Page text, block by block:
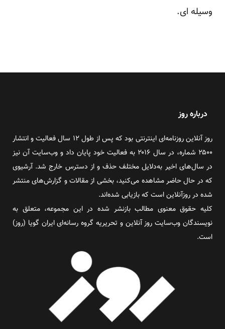
وسیله ای.
درباره روز
روز آنلاین روزنامه‌ای اینترنتی بود که پس از طول ۱۲ سال فعالیت و انتشار
۲۵۰۰ شماره، در سال ۲۰۱۶ به فعالیت خود پایان داد و وب‌سایت آن نیز
در سال‌های اخیر به‌دلایل مختلف حذف و از دسترس خارج شد. آرشیوی
که در حال حاضر مشاهده می‌کنید، بخشی از مقالات و گزارش‌های منتشر
شده در روزآنلاین است که بازیابی شده‌اند.
کلیه حقوق معنوی مطالب بازنشر شده در این مجموعه، متعلق به
نویسندگان وب‌سایت روز آنلاین و تحریریه گروه رسانه‌ای ایران گویا (روز)
است.